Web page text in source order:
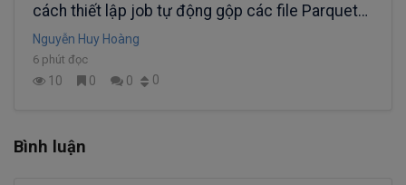
cách thiết lập job tự động gộp các file Parquet
nhỏ thành file lớn trên Data Lake?
Nguyễn Huy Hoàng
6 phút đọc
10 0 0 0
Bình luận